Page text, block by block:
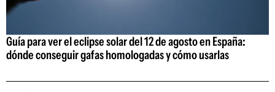
Guía para ver el eclipse solar del 12 de agosto en España:
dónde conseguir gafas homologadas y cómo usarlas